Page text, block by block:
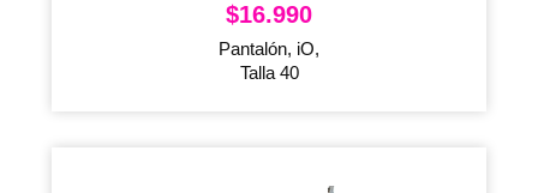
$16.990
Pantalón, iO,
Talla 40